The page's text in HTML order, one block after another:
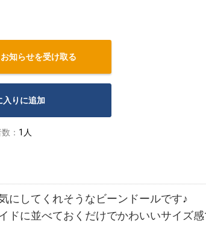
知らせを受け取る
入りに追加
： 1人
にしてくれそうなビーンドールです♪
ドに並べておくだけでかわいいサイズ感